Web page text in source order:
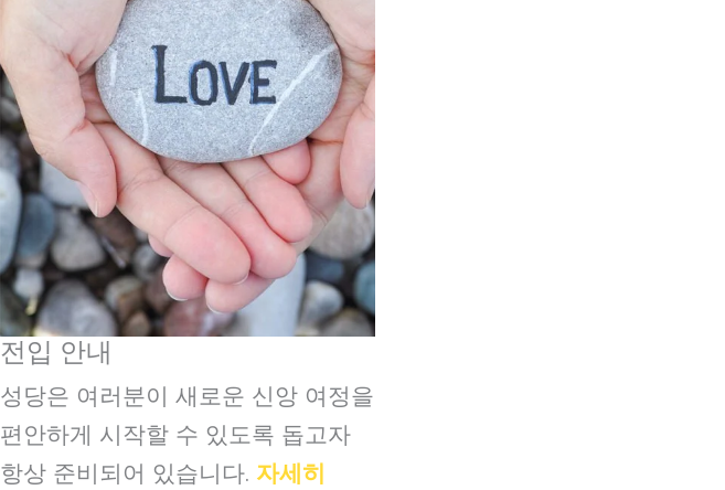
전입 안내
성당은 여러분이 새로운 신앙 여정을
편안하게 시작할 수 있도록 돕고자
항상 준비되어 있습니다. 자세히